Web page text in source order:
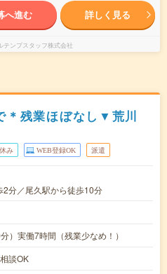
へ進む 詳しく見る
テンプスタッフ株式会社
＊残業ほぼなし▼荒川
み WEB登録OK 派遣
2分／尾久駅から徒歩10分
）実働7時間（残業少なめ！）
談OK